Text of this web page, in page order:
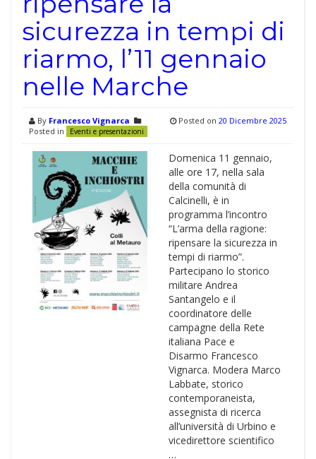
sicurezza in tempi di
riarmo, l’11 gennaio
nelle Marche
By Francesco Vignarca
Posted in
Eventi e presentazioni
Posted on 20 Dicembre 2025
Domenica 11 gennaio,
alle ore 17, nella sala
della comunità di
Calcinelli, è in
programma l’incontro
“L’arma della ragione:
ripensare la sicurezza in
tempi di riarmo”.
Partecipano lo storico
militare Andrea
Santangelo e il
coordinatore delle
campagne della Rete
italiana Pace e
Disarmo Francesco
Vignarca. Modera Marco
Labbate, storico
contemporaneista,
assegnista di ricerca
all’università di Urbino e
vicedirettore scientifico
…